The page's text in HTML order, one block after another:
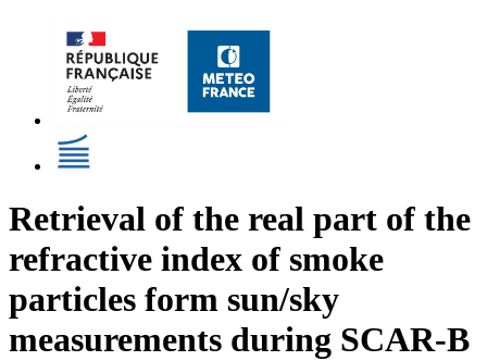
Retrieval of the real part of the
refractive index of smoke
particles form sun/sky
measurements during SCAR-B